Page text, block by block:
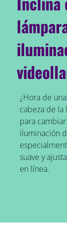
¿Hora de
cabeza de
para
iluminación
suave y
en línea.